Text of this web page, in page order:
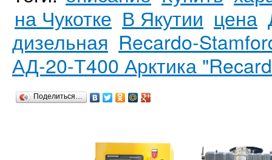
на Чукотке В Якутии цена
дизельная Recardo-
АД-20-Т400 Арктика
Поделиться…